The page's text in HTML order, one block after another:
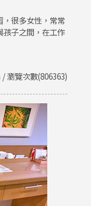
，很多女性，常常
孩子之間，在工作
瀏覽次數(806363)